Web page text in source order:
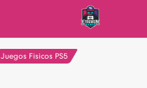
Juegos Fisicos PS5